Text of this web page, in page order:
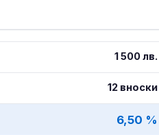
1 500 лв.
12 вноски
6,50 %